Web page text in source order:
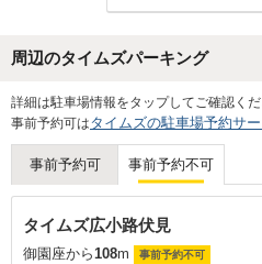
が…
見ただけですぐ予約と
きも早かったです。
今後も利用させて頂き
周辺のタイムズパーキング
詳細は駐車場情報をタップしてご確認くだ
事前予約可はタイムズの駐車場予約サ
事前予約可 事前予約不可
タイムズ広小路伏見
御園座から108m 事前予約不可